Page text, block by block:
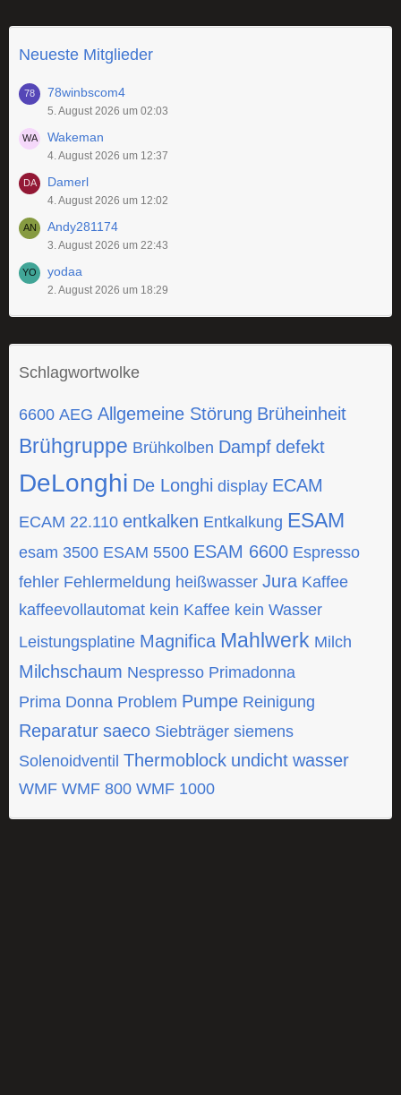
Neueste Mitglieder
78winbscom4
5. August 2026 um 02:03
Wakeman
4. August 2026 um 12:37
Damerl
4. August 2026 um 12:02
Andy281174
3. August 2026 um 22:43
yodaa
2. August 2026 um 18:29
Schlagwortwolke
6600 AEG Allgemeine Störung Brüheinheit
Brühgruppe Brühkolben Dampf defekt
DeLonghi De Longhi display ECAM
ECAM 22.110 entkalken Entkalkung ESAM
esam 3500 ESAM 5500 ESAM 6600 Espresso
fehler Fehlermeldung heißwasser Jura Kaffee
kaffeevollautomat kein Kaffee kein Wasser
Leistungsplatine Magnifica Mahlwerk Milch
Milchschaum Nespresso Primadonna
Prima Donna Problem Pumpe Reinigung
Reparatur saeco Siebträger siemens
Solenoidventil Thermoblock undicht wasser
WMF WMF 800 WMF 1000